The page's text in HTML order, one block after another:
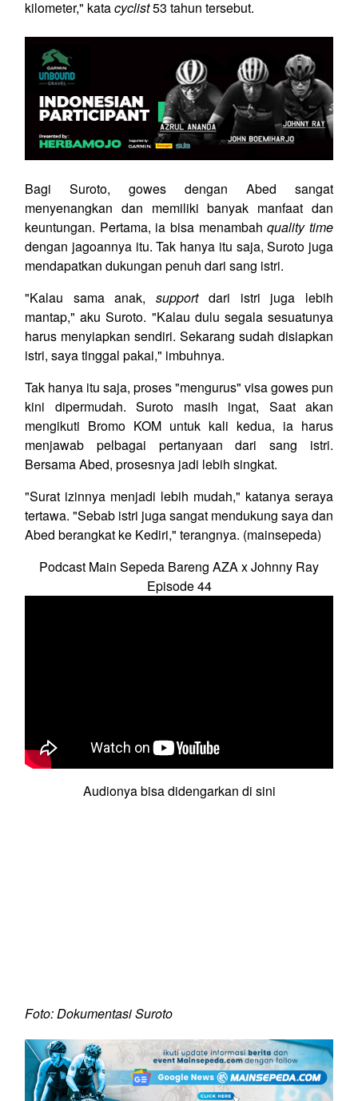
kilometer," katacyclist53 tahun tersebut.
Bagi Suroto, gowes dengan Abed sangat
menyenangkan dan memiliki banyak manfaat dan
keuntungan. Pertama, ia bisa menambahquality time
dengan jagoannya itu. Tak hanya itu saja, Suroto juga
mendapatkan dukungan penuh dari sang istri.
"Kalau sama anak,supportdari istri juga lebih
mantap," aku Suroto. "Kalau dulu segala sesuatunya
harus menyiapkan sendiri. Sekarang sudah disiapkan
istri, saya tinggal pakai," imbuhnya.
Tak hanya itu saja, proses "mengurus" visa gowes pun
kini dipermudah. Suroto masih ingat, Saat akan
mengikuti Bromo KOM untuk kali kedua, ia harus
menjawab pelbagai pertanyaan dari sang istri.
Bersama Abed, prosesnya jadi lebih singkat.
"Surat izinnya menjadi lebih mudah," katanya seraya
tertawa. "Sebab istri juga sangat mendukung saya dan
Abed berangkat ke Kediri," terangnya. (mainsepeda)
Podcast Main Sepeda Bareng AZA x Johnny Ray
Episode 44
Audionya bisa didengarkan di sini
Foto: Dokumentasi Suroto